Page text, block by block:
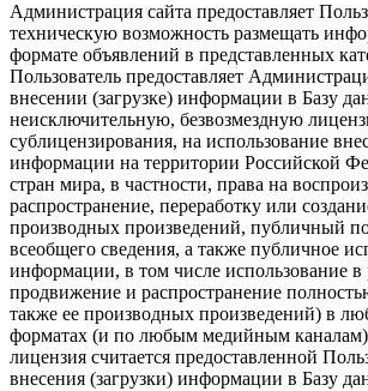
Администрация сайта предоставляет
техническую возможность размещать
формате объявлений в представленных
Пользователь предоставляет
внесении (загрузке) информации в Базу
неисключительную, безвозмездную
сублицензирования, на использование
информации на территории Российской
стран мира, в частности, права на
распространение, переработку или
производных произведений, публичный
всеобщего сведения, а также публичное
информации, в том числе использование в
продвижение и распространение
также ее производных произведений) в
форматах (и по любым медийным
лицензия считается предоставленной
внесения (загрузки) информации в Базу